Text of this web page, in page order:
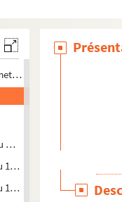
Strasbourg
1860
1871